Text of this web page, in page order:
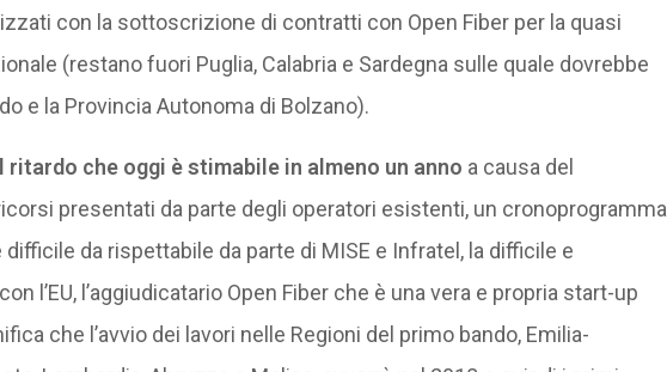
con la sottoscrizione di contratti con Open Fiber per la quasi
(restano fuori Puglia, Calabria e Sardegna sulle quale dovrebbe
e la Provincia Autonoma di Bolzano).
che oggi è stimabile in almeno un anno a causa del
presentati da parte degli operatori esistenti, un cronoprogramma
da rispettabile da parte di MISE e Infratel, la difficile e
l’EU, l’aggiudicatario Open Fiber che è una vera e propria start-up
che l’avvio dei lavori nelle Regioni del primo bando, Emilia-